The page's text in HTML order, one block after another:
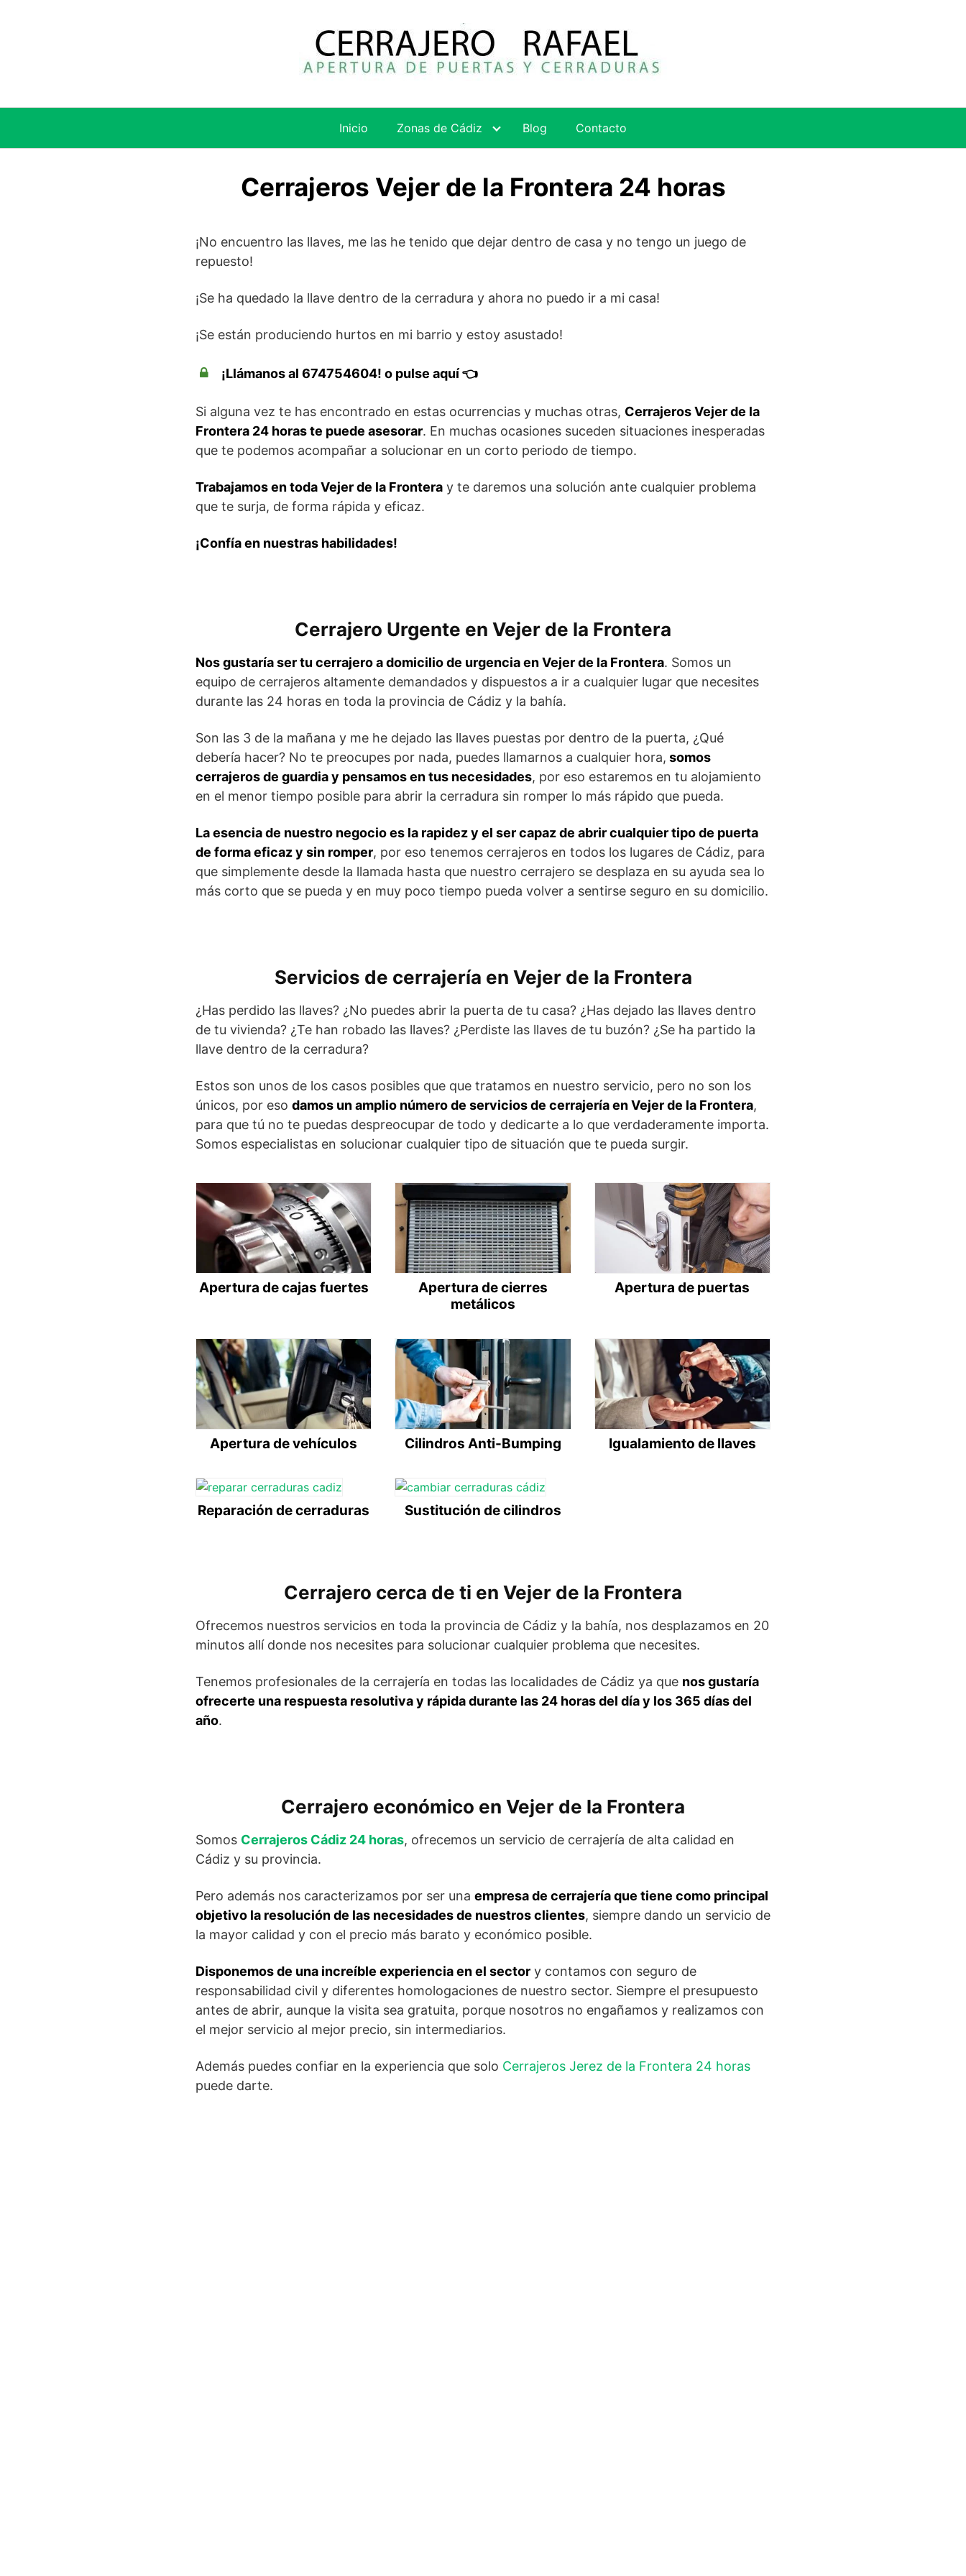
Inicio Zonas de Cádiz Blog Contacto
Cerrajeros Vejer de la Frontera 24 horas
¡No encuentro las llaves, me las he tenido que dejar dentro de casa y no tengo un juego de
repuesto!
¡Se ha quedado la llave dentro de la cerradura y ahora no puedo ir a mi casa!
¡Se están produciendo hurtos en mi barrio y estoy asustado!
¡Llámanos al 674754604! o pulse aquí 👈
Si alguna vez te has encontrado en estas ocurrencias y muchas otras, Cerrajeros Vejer de la
Frontera 24 horas te puede asesorar. En muchas ocasiones suceden situaciones inesperadas
que te podemos acompañar a solucionar en un corto periodo de tiempo.
Trabajamos en toda Vejer de la Frontera y te daremos una solución ante cualquier problema
que te surja, de forma rápida y eficaz.
¡Confía en nuestras habilidades!
Cerrajero Urgente en Vejer de la Frontera
Nos gustaría ser tu cerrajero a domicilio de urgencia en Vejer de la Frontera. Somos un
equipo de cerrajeros altamente demandados y dispuestos a ir a cualquier lugar que necesites
durante las 24 horas en toda la provincia de Cádiz y la bahía.
Son las 3 de la mañana y me he dejado las llaves puestas por dentro de la puerta, ¿Qué
debería hacer? No te preocupes por nada, puedes llamarnos a cualquier hora, somos
cerrajeros de guardia y pensamos en tus necesidades, por eso estaremos en tu alojamiento
en el menor tiempo posible para abrir la cerradura sin romper lo más rápido que pueda.
La esencia de nuestro negocio es la rapidez y el ser capaz de abrir cualquier tipo de puerta
de forma eficaz y sin romper, por eso tenemos cerrajeros en todos los lugares de Cádiz, para
que simplemente desde la llamada hasta que nuestro cerrajero se desplaza en su ayuda sea lo
más corto que se pueda y en muy poco tiempo pueda volver a sentirse seguro en su domicilio.
Servicios de cerrajería en Vejer de la Frontera
¿Has perdido las llaves? ¿No puedes abrir la puerta de tu casa? ¿Has dejado las llaves dentro
de tu vivienda? ¿Te han robado las llaves? ¿Perdiste las llaves de tu buzón? ¿Se ha partido la
llave dentro de la cerradura?
Estos son unos de los casos posibles que que tratamos en nuestro servicio, pero no son los
únicos, por eso damos un amplio número de servicios de cerrajería en Vejer de la Frontera,
para que tú no te puedas despreocupar de todo y dedicarte a lo que verdaderamente importa.
Somos especialistas en solucionar cualquier tipo de situación que te pueda surgir.
Apertura de cajas fuertes
Apertura de cierres
metálicos
Apertura de puertas
Apertura de vehículos Cilindros Anti-Bumping Igualamiento de llaves
Reparación de cerraduras Sustitución de cilindros
Cerrajero cerca de ti en Vejer de la Frontera
Ofrecemos nuestros servicios en toda la provincia de Cádiz y la bahía, nos desplazamos en 20
minutos allí donde nos necesites para solucionar cualquier problema que necesites.
Tenemos profesionales de la cerrajería en todas las localidades de Cádiz ya que nos gustaría
ofrecerte una respuesta resolutiva y rápida durante las 24 horas del día y los 365 días del
año.
Cerrajero económico en Vejer de la Frontera
Somos Cerrajeros Cádiz 24 horas, ofrecemos un servicio de cerrajería de alta calidad en
Cádiz y su provincia.
Pero además nos caracterizamos por ser una empresa de cerrajería que tiene como principal
objetivo la resolución de las necesidades de nuestros clientes, siempre dando un servicio de
la mayor calidad y con el precio más barato y económico posible.
Disponemos de una increíble experiencia en el sector y contamos con seguro de
responsabilidad civil y diferentes homologaciones de nuestro sector. Siempre el presupuesto
antes de abrir, aunque la visita sea gratuita, porque nosotros no engañamos y realizamos con
el mejor servicio al mejor precio, sin intermediarios.
Además puedes confiar en la experiencia que solo Cerrajeros Jerez de la Frontera 24 horas
puede darte.